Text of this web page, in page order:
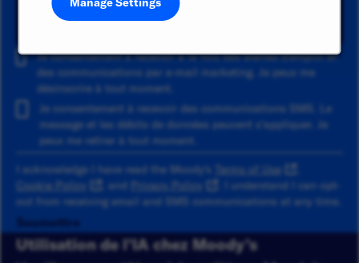
Ajouter
Je consentement à recevoir à la fois des alertes d'emploi et
des communications par e-mail marketing. Je peux me
désinscrire à tout moment.
Je consentement à recevoir des communications SMS. Le
message et les débits de données peuvent s'appliquer. Je
peux me retirer à tout moment.
I acknowledge I have read the Moody's
Terms of Use
Cookie Policy
, and Privacy Policy
. I understand I can opt-
out from receiving email and SMS communications at any time.
Soumettre
Utilisation de l’IA chez Moody’s